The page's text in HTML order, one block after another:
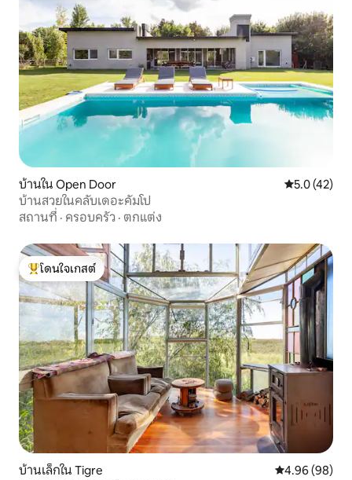
บ้านใน Open Door คะแนนเฉลี่ย
5.0 (42)
บ้านสวยในคลับเดอะคัมโป
สถานที่ · ครอบครัว · ตกแต่ง
โดนใจเกสต์ที่สุด
โดนใจเกสต์
บ้านเล็กใน Tigre คะแนนเฉลี่ย
4.96 (98)